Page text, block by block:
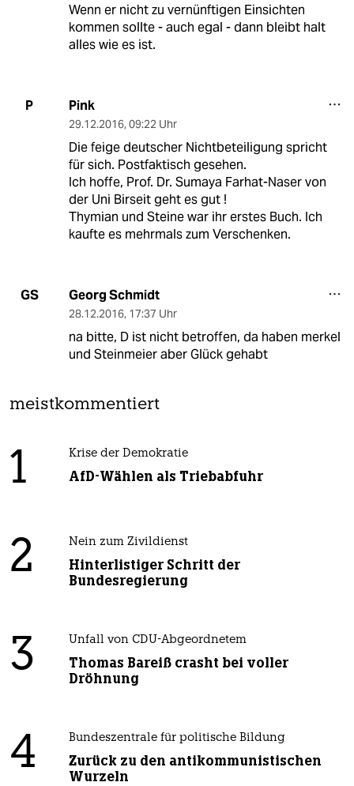
Wenn er nicht zu vernünftigen Einsichten
kommen sollte - auch egal - dann bleibt halt
alles wie es ist.
P Pink
29.12.2016, 09:22 Uhr
Die feige deutscher Nichtbeteiligung spricht
für sich. Postfaktisch gesehen.
Ich hoffe, Prof. Dr. Sumaya Farhat-Naser von
der Uni Birseit geht es gut !
Thymian und Steine war ihr erstes Buch. Ich
kaufte es mehrmals zum Verschenken.
GS Georg Schmidt
28.12.2016, 17:37 Uhr
na bitte, D ist nicht betroffen, da haben merkel
und Steinmeier aber Glück gehabt
meistkommentiert
1 Krise der Demokratie
AfD-Wählen als Triebabfuhr
2 Nein zum Zivildienst
Hinterlistiger Schritt der
Bundesregierung
3 Unfall von CDU-Abgeordnetem
Thomas Bareiß crasht bei voller
Dröhnung
4 Bundeszentrale für politische Bildung
Zurück zu den antikommunistischen
Wurzeln